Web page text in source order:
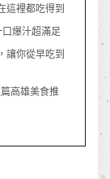
這裡都吃得到
爆汁超滿足
讓你從早吃到
高雄美食推